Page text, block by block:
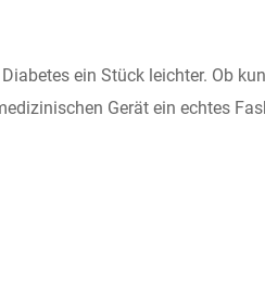
ein Stück leichter. Ob
Gerät ein echtes